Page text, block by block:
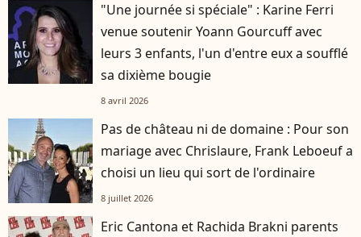
"Une journée si spéciale" : Karine Ferri
venue soutenir Yoann Gourcuff avec
leurs 3 enfants, l'un d'entre eux a soufflé
sa dixième bougie
8 avril 2026
Pas de château ni de domaine : Pour son
mariage avec Chrislaure, Frank Leboeuf a
choisi un lieu qui sort de l'ordinaire
8 juillet 2026
Eric Cantona et Rachida Brakni parents